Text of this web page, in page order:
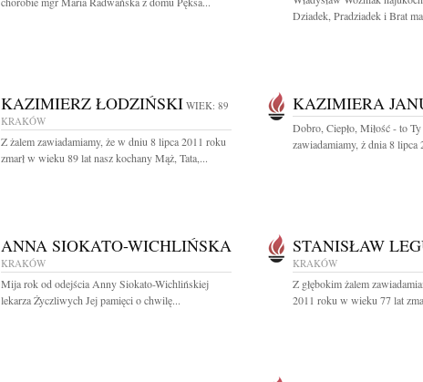
Dziadek, Pradziadek i Brat
KAZIMIERZ ŁODZIŃSKI WIEK: 89
KRAKÓW
Z żalem zawiadamiamy, że w dniu 8 lipca 2011 roku
zmarł w wieku 89 lat nasz kochany Mąż, Tata,...
KAZIMIERA
Dobro, Ciepło, Miłość - to
zawiadamiamy, ż dnia 8 lipca
ANNA SIOKATO-WICHLIŃSKA
KRAKÓW
Mija rok od odejścia Anny Siokato-Wichlińskiej
lekarza Życzliwych Jej pamięci o chwilę...
STANISŁAW
KRAKÓW
Z głębokim żalem
2011 roku w wieku 77 lat